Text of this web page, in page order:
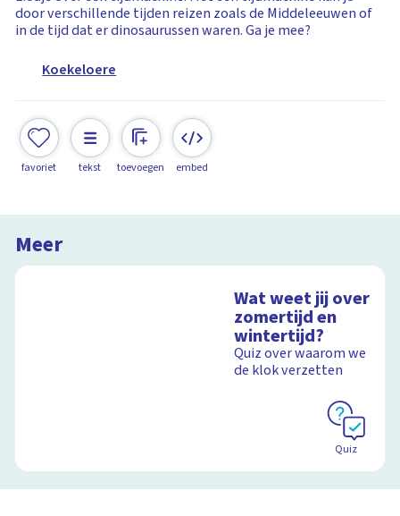
door verschillende tijden reizen zoals de Middeleeuwen of
in de tijd dat er dinosaurussen waren. Ga je mee?
Koekeloere
favoriet tekst toevoegen embed
Meer
Wat weet jij over
zomertijd en
wintertijd?
Quiz over waarom we
de klok verzetten
Quiz